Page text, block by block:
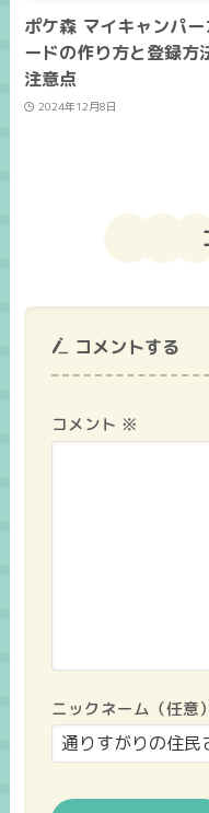
ポケ森 マイキャンパー
ードの作り方と登録方
注意点
2024年12月8日
コメントする
コメント ※
ニックネーム（任意）